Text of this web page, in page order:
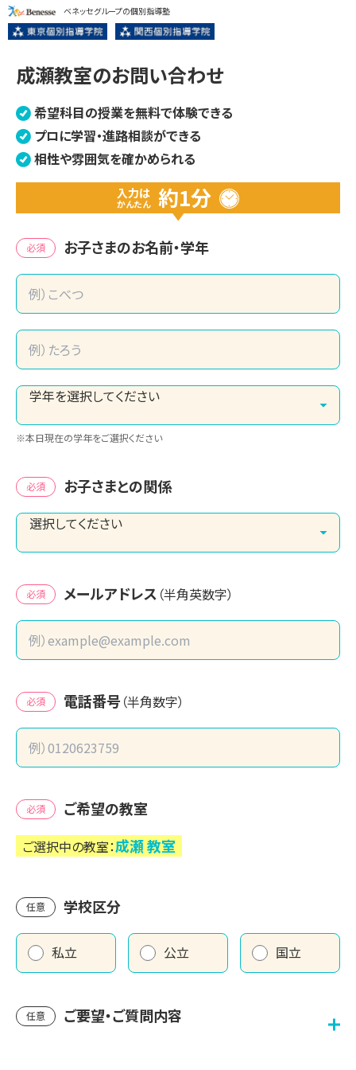
ベネッセグループの個別指導塾
成瀬教室のお問い合わせ
希望科目の授業を無料で体験できる
プロに学習・進路相談ができる
相性や雰囲気を確かめられる
入力は
かんたん 約1分
必須 お子さまのお名前・学年
※本日現在の学年をご選択ください
必須 お子さまとの関係
必須 メールアドレス （半角英数字）
必須 電話番号 （半角数字）
必須 ご希望の教室
ご選択中の教室：成瀬教室
任意 学校区分
私立 公立 国立
任意 ご要望・ご質問内容